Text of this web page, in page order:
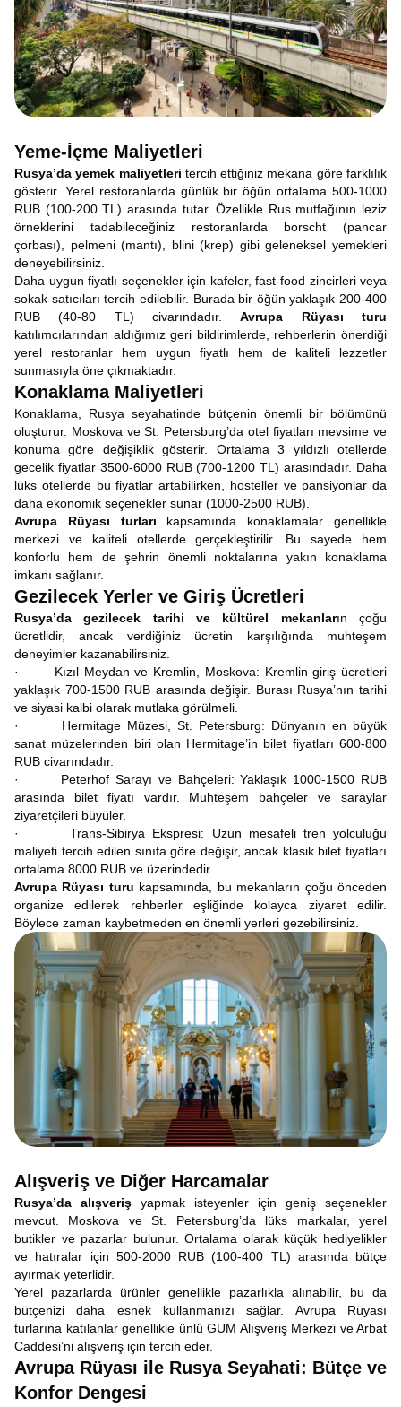
Yeme-İçme Maliyetleri
Rusya’da yemek maliyetleri tercih ettiğiniz mekana göre farklılık
gösterir. Yerel restoranlarda günlük bir öğün ortalama 500-1000
RUB (100-200 TL) arasında tutar. Özellikle Rus mutfağının leziz
örneklerini tadabileceğiniz restoranlarda borscht (pancar
çorbası), pelmeni (mantı), blini (krep) gibi geleneksel yemekleri
deneyebilirsiniz.
Daha uygun fiyatlı seçenekler için kafeler, fast-food zincirleri veya
sokak satıcıları tercih edilebilir. Burada bir öğün yaklaşık 200-400
RUB (40-80 TL) civarındadır.Avrupa Rüyası turu
katılımcılarından aldığımız geri bildirimlerde, rehberlerin önerdiği
yerel restoranlar hem uygun fiyatlı hem de kaliteli lezzetler
sunmasıyla öne çıkmaktadır.
Konaklama Maliyetleri
Konaklama, Rusya seyahatinde bütçenin önemli bir bölümünü
oluşturur. Moskova ve St. Petersburg’da otel fiyatları mevsime ve
konuma göre değişiklik gösterir. Ortalama 3 yıldızlı otellerde
gecelik fiyatlar 3500-6000 RUB (700-1200 TL) arasındadır. Daha
lüks otellerde bu fiyatlar artabilirken, hosteller ve pansiyonlar da
daha ekonomik seçenekler sunar (1000-2500 RUB).
Avrupa Rüyası turları kapsamında konaklamalar genellikle
merkezi ve kaliteli otellerde gerçekleştirilir. Bu sayede hem
konforlu hem de şehrin önemli noktalarına yakın konaklama
imkanı sağlanır.
Gezilecek Yerler ve Giriş Ücretleri
Rusya’da gezilecek tarihi ve kültürel mekanların çoğu
ücretlidir, ancak verdiğiniz ücretin karşılığında muhteşem
deneyimler kazanabilirsiniz.
· Kızıl Meydan ve Kremlin, Moskova: Kremlin giriş ücretleri
yaklaşık 700-1500 RUB arasında değişir. Burası Rusya’nın tarihi
ve siyasi kalbi olarak mutlaka görülmeli.
· Hermitage Müzesi, St. Petersburg: Dünyanın en büyük
sanat müzelerinden biri olan Hermitage’in bilet fiyatları 600-800
RUB civarındadır.
· Peterhof Sarayı ve Bahçeleri: Yaklaşık 1000-1500 RUB
arasında bilet fiyatı vardır. Muhteşem bahçeler ve saraylar
ziyaretçileri büyüler.
· Trans-Sibirya Ekspresi: Uzun mesafeli tren yolculuğu
maliyeti tercih edilen sınıfa göre değişir, ancak klasik bilet fiyatları
ortalama 8000 RUB ve üzerindedir.
Avrupa Rüyası turu kapsamında, bu mekanların çoğu önceden
organize edilerek rehberler eşliğinde kolayca ziyaret edilir.
Böylece zaman kaybetmeden en önemli yerleri gezebilirsiniz.
Alışveriş ve Diğer Harcamalar
Rusya’da alışveriş yapmak isteyenler için geniş seçenekler
mevcut. Moskova ve St. Petersburg’da lüks markalar, yerel
butikler ve pazarlar bulunur. Ortalama olarak küçük hediyelikler
ve hatıralar için 500-2000 RUB (100-400 TL) arasında bütçe
ayırmak yeterlidir.
Yerel pazarlarda ürünler genellikle pazarlıkla alınabilir, bu da
bütçenizi daha esnek kullanmanızı sağlar. Avrupa Rüyası
turlarına katılanlar genellikle ünlü GUM Alışveriş Merkezi ve Arbat
Caddesi’ni alışveriş için tercih eder.
Avrupa Rüyası ile Rusya Seyahati: Bütçe ve
Konfor Dengesi